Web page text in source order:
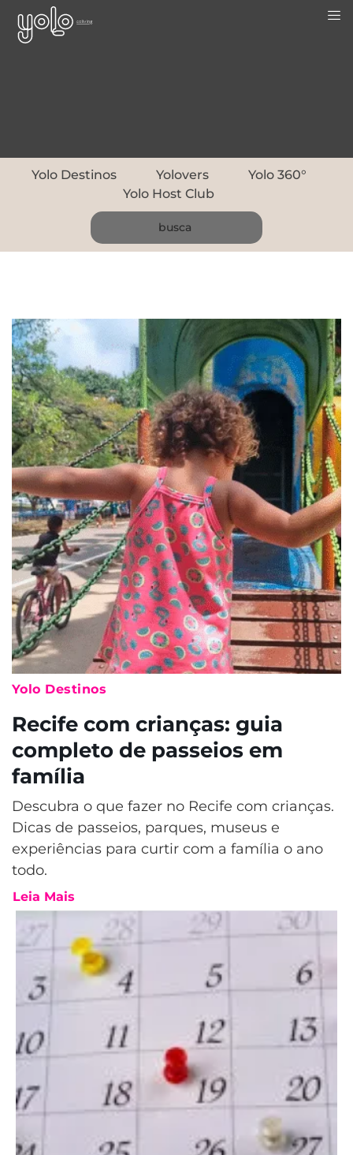
Yolo Destinos Yolovers
Yolo 360°
Yolo Host Club
Yolo Destinos
Recife com crianças: guia
completo de passeios em
família
Descubra o que fazer no Recife com crianças.
Dicas de passeios, parques, museus e
experiências para curtir com a família o ano
todo.
Leia Mais